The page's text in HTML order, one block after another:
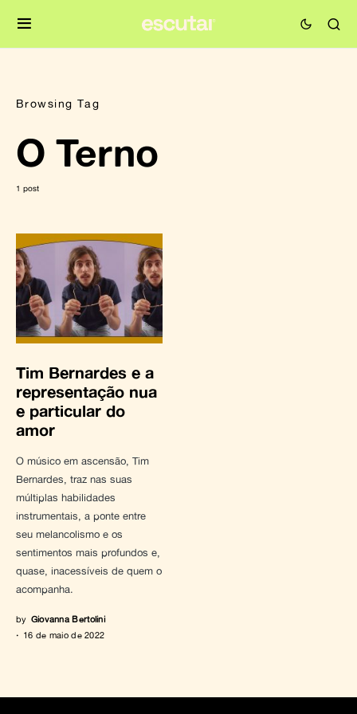
Browsing Tag
O Terno
1 post
Tim Bernardes e a
representação nua
e particular do
amor
O músico em ascensão, Tim
Bernardes, traz nas suas
múltiplas habilidades
instrumentais, a ponte entre
seu melancolismo e os
sentimentos mais profundos e,
quase, inacessíveis de quem o
acompanha.
by Giovanna Bertolini
16 de maio de 2022